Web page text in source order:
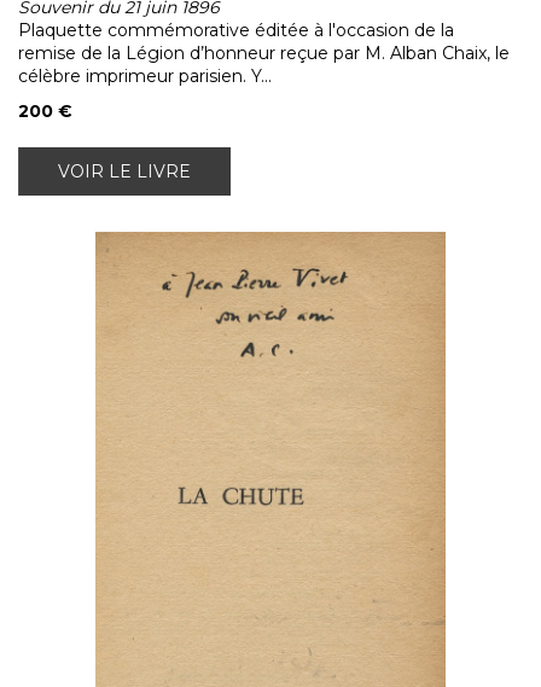
Souvenir du 21 juin 1896
Plaquette commémorative éditée à l'occasion de la
remise de la Légion d’honneur reçue par M. Alban Chaix, le
célèbre imprimeur parisien. Y...
200 €
VOIR LE LIVRE